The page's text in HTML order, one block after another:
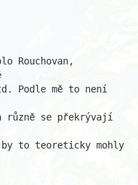
Rouchovan,
Podle mě to není
různě se překrývají
to teoreticky mohly